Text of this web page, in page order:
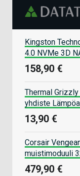
Kingston
4.0 NVMe 3D
158,90 €
Thermal
yhdiste
13,90 €
Corsair
muistimoduuli
479,90 €